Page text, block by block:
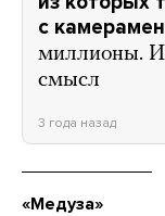
с
миллионы. И
смысл
3 года назад
«Медуза»